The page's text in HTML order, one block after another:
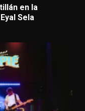
en la
Sela